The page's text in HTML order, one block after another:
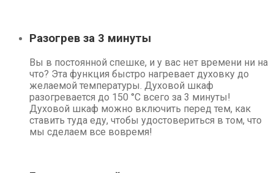
Разогрев за 3 минуты
Вы в постоянной спешке, и у вас нет времени ни на
что? Эта функция быстро нагревает духовку до
желаемой температуры. Духовой шкаф
разогревается до 150 °C всего за 3 минуты!
Духовой шкаф можно включить перед тем, как
ставить туда еду, чтобы удостовериться в том, что
мы сделаем все вовремя!